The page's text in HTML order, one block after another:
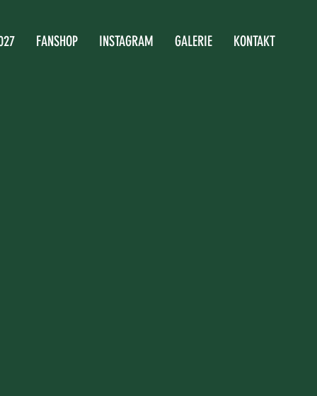
FANSHOP INSTAGRAM GALERIE KONTAKT